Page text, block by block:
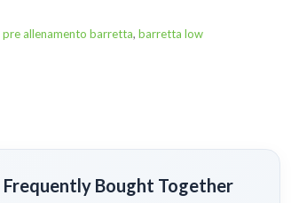
pre allenamento barretta, barretta low
Frequently Bought Together